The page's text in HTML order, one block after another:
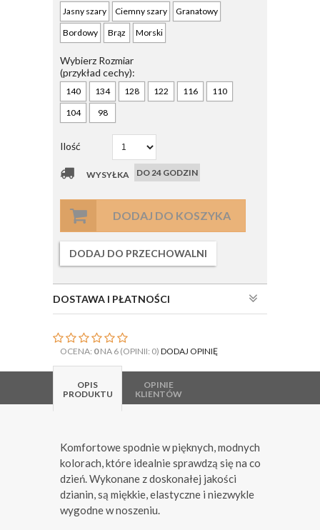
Jasny szary Ciemny szary
Granatowy
Bordowy
Brąz Morski
Wybierz Rozmiar
(przykład cechy):
140 134 128 122 116
110
104
98
Ilość
WYSYŁKA DO 24 GODZIN
DODAJ DO KOSZYKA
DODAJ DO PRZECHOWALNI
DOSTAWA I PŁATNOŚCI
OCENA: 0NA 6 (OPINII: 0) DODAJ OPINIĘ
OPIS
PRODUKTU
OPINIE
KLIENTÓW
Komfortowe spodnie w pięknych, modnych
kolorach, które idealnie sprawdzą się na co
dzień. Wykonane z doskonałej jakości
dzianin, są miękkie, elastyczne i niezwykle
wygodne w noszeniu.